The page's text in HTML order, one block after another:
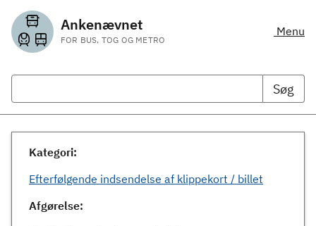
Ankenævnet
FOR BUS, TOG OG METRO
Menu
Søg
Kategori:
Efterfølgende indsendelse af klippekort / billet
Afgørelse: